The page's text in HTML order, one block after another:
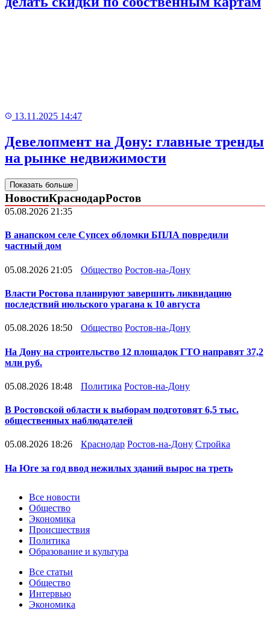
13.11.2025 14:47
Девелопмент на Дону: главные тренды
на рынке недвижимости
Показать больше
НовостиКраснодарРостов
05.08.2026 21:35
В анапском селе Супсех обломки БПЛА повредили
частный дом
05.08.2026 21:05 Общество Ростов-на-Дону
Власти Ростова планируют завершить ликвидацию
последствий июльского урагана к 10 августа
05.08.2026 18:50 Общество Ростов-на-Дону
На Дону на строительство 12 площадок ГТО направят 37,2
млн руб.
05.08.2026 18:48 Политика Ростов-на-Дону
В Ростовской области к выборам подготовят 6,5 тыс.
общественных наблюдателей
05.08.2026 18:26 Краснодар Ростов-на-Дону Стройка
На Юге за год ввод нежилых зданий вырос на треть
Новости
Все новости
Общество
Экономика
Происшествия
Политика
Образование и культура
Статьи
Все статьи
Общество
Интервью
Экономика